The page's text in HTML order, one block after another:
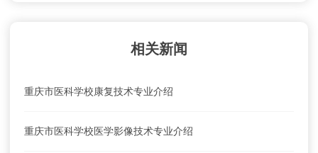
相关新闻
重庆市医科学校康复技术专业介绍
重庆市医科学校医学影像技术专业介绍